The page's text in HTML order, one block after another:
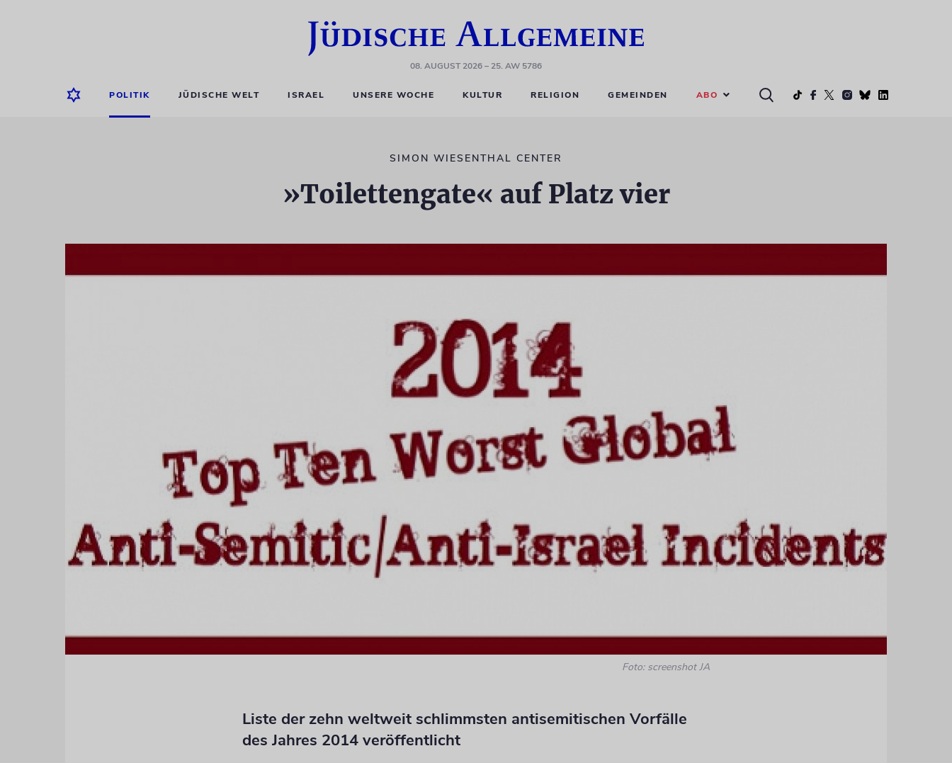
08. AUGUST 2026– 25. AW 5786
POLITIK JÜDISCHE WELT ISRAEL UNSERE WOCHE KULTUR RELIGION GEMEINDEN ABO
SIMON WIESENTHAL CENTER
»Toilettengate« auf Platz vier
Foto: screenshot JA
Liste der zehn weltweit schlimmsten antisemitischen Vorfälle
des Jahres 2014 veröffentlicht